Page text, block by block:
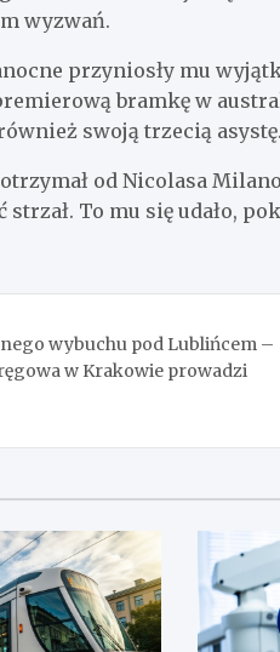
wyzwań.
przyniosły mu
bramkę w
swoją trzecią asystę.
od Nicolasa
strzał. To mu się udało,
wybuchu pod Lublińcem –
w Krakowie prowadzi